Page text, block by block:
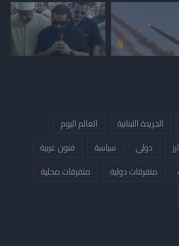
الجريدة اللبنانية
العالم اليوم
دولي سياسة
فنون عربية
متفرقات دولية
متفرقات محلية